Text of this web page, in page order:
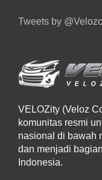
Tweets by
VELOZity (Veloz
komunitas resmi
nasional di bawah
dan menjadi
Indonesia.